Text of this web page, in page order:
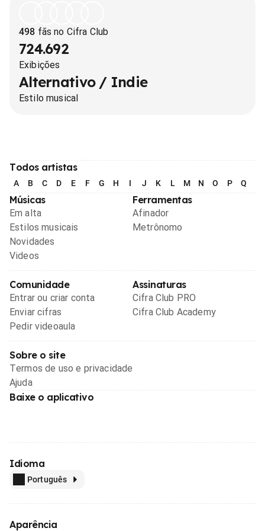
498 fãs no Cifra Club
724.692
Exibições
Alternativo / Indie
Estilo musical
Todos artistas
A B C D E F G H I J K L M N O P Q
Músicas
Em alta
Estilos musicais
Novidades
Videos
Ferramentas
Afinador
Metrônomo
Comunidade
Entrar ou criar conta
Enviar cifras
Pedir videoaula
Assinaturas
Cifra Club PRO
Cifra Club Academy
Sobre o site
Termos de uso e privacidade
Ajuda
Baixe o aplicativo
Idioma
Português
Aparência